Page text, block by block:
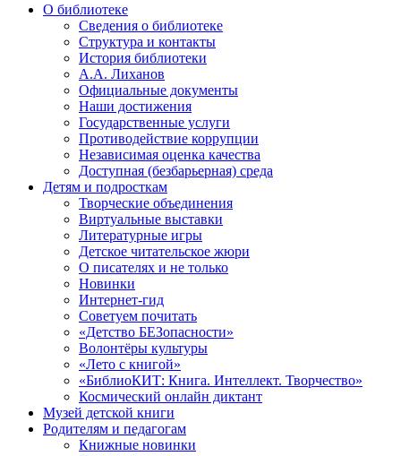
О библиотеке
Сведения о библиотеке
Структура и контакты
История библиотеки
А.А. Лиханов
Официальные документы
Наши достижения
Государственные услуги
Противодействие коррупции
Независимая оценка качества
Доступная (безбарьерная) среда
Детям и подросткам
Творческие объединения
Виртуальные выставки
Литературные игры
Детское читательское жюри
О писателях и не только
Новинки
Интернет-гид
Советуем почитать
«Детство БЕЗопасности»
Волонтёры культуры
«Лето с книгой»
«БиблиоКИТ: Книга. Интеллект. Творчество»
Космический онлайн диктант
Музей детской книги
Родителям и педагогам
Книжные новинки